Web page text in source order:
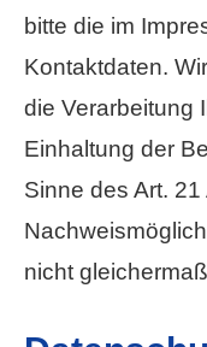
bitte die im
Kontaktdaten.
die Verarbeitung
Einhaltung der
Sinne des Art.
nicht